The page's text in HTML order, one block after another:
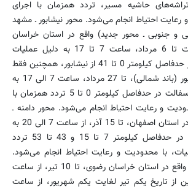
حاشیه مسیر، تردد همزمان با اجرای
رعایت احتیاط انجام می‌شود. محور نیشابور ـ مشهد
و جنوبی ـ محور جدید) واقع در استان خراسان
رضوی، از 6 اردیبهشت تا 6 مرداد، ساعت 7 تا 17 به دلیل عملیات
لکه‌گیری و درزگیری در حدفاصل کیلومتر 0 تا 41 از نیشابور، همچنین فقط
در محور مشهد ـ نیشابور (باند شمالی)، تا 27 مرداد، ساعت 7 الی 17 به
دلیل عملیات روکش آسفالت‏ در حدفاصل کیلومتر 0 تا 5 تردد همزمان با
و رعایت احتیاط انجام می‌شود. محور دامنه ـ
داران ـ الیگودرز، واقع در استان اصفهان، تا 15 آذر، از ساعت 7 الی 20 به‌
دلیل احداث باند دوم در حدفاصل کیلومتر 7 تا 15 و 43 تا 53 ‌تردد
با محدودیت و رعایت احتیاط انجام می‌شود.‌
محور سرخس ـ مشهد واقع در استان خراسان رضوی، تا 10 تیر، از ساعت
18 ‌همچنین از تاریخ یکم تیر لغایت یکم شهریور، از ساعت